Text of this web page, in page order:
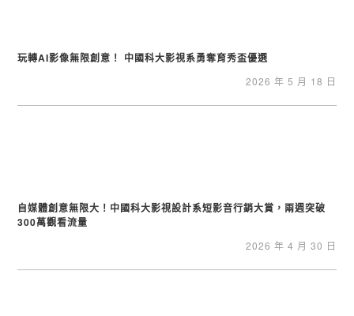
玩轉AI影像無限創意！ 中國科大影視系勇奪育秀盃優選
2026 年 5 月 18 日
自媒體創意無限大！中國科大影視設計系短影音行銷大賞，兩週突破
300萬觀看流量
2026 年 4 月 30 日